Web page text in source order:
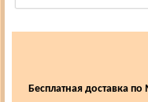
Бесплатная доставка